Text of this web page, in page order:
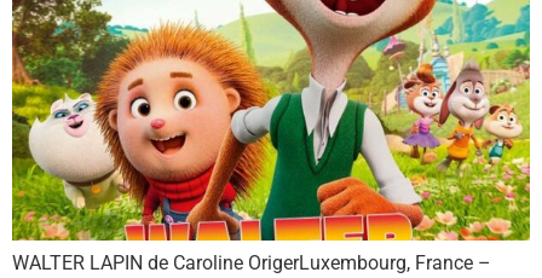
WALTER LAPIN de Caroline OrigerLuxembourg, France –